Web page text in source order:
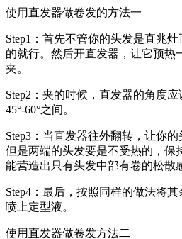
使用直发器做卷发的方法一
Step1：首先不管你的头发是直兆
的就行。然后开直发器，让它预热
夹。
Step2：夹的时候，直发器的角度
45°-60°之间。
Step3：当直发器往外翻转，让你
但是两端的头发要是不受热的，保
能营造出只有头发中部有卷的松散
Step4：最后，按照同样的做法将
喷上定型液。
使用直发器做卷发方法二